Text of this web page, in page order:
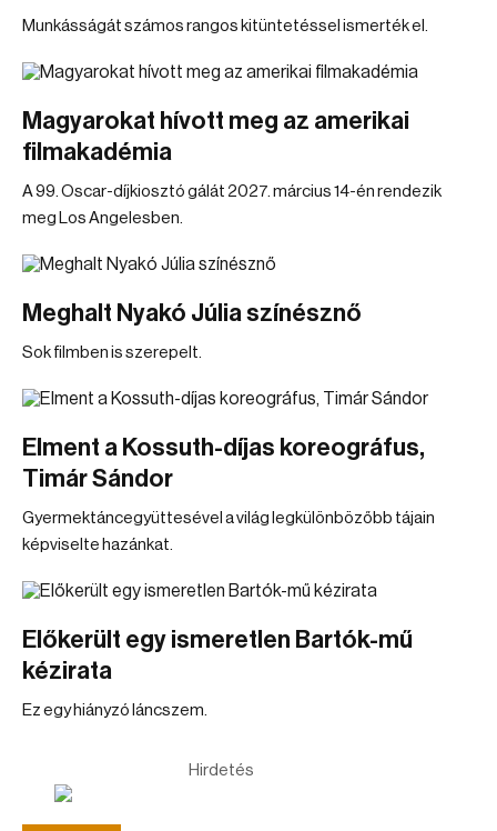
Munkásságát számos rangos kitüntetéssel ismerték el.
Magyarokat hívott meg az amerikai
filmakadémia
A 99. Oscar-díjkiosztó gálát 2027. március 14-én rendezik
meg Los Angelesben.
Meghalt Nyakó Júlia színésznő
Sok filmben is szerepelt.
Elment a Kossuth-díjas koreográfus,
Timár Sándor
Gyermektáncegyüttesével a világ legkülönbözőbb tájain
képviselte hazánkat.
Előkerült egy ismeretlen Bartók-mű
kézirata
Ez egy hiányzó láncszem.
Hirdetés